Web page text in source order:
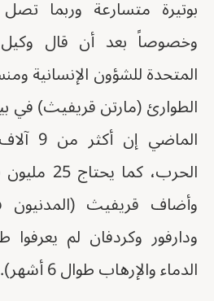
بوتيرة متسارعة وربما تصل
وخصوصاً بعد أن قال وكيل
المتحدة للشؤون الإنسانية
الطوارئ (مارتن قريفيث) في
الحرب،
وأضاف قريفيث (المدنيون
ودارفور وكردفان لم يعرفوا
الدماء والإرهاب طوال 6 أشهر).